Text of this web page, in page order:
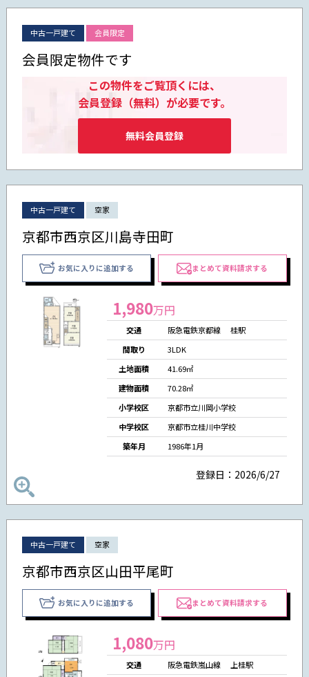
中古一戸建て 会員限定
会員限定物件です
この物件をご覧頂くには、
会員登録（無料）が必要です。
無料会員登録
中古一戸建て 空家
京都市西京区川島寺田町
お気に入りに追加する まとめて資料請求する
1,980万円
交通
阪急電鉄京都線 桂駅
間取り
3LDK
土地面積
41.69㎡
建物面積
70.28㎡
小学校区
京都市立川岡小学校
中学校区
京都市立桂川中学校
築年月
1986年1月
登録日：2026/6/27
中古一戸建て 空家
京都市西京区山田平尾町
お気に入りに追加する まとめて資料請求する
1,080万円
交通
阪急電鉄嵐山線 上桂駅